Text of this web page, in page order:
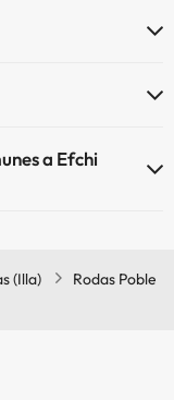
a Efchi
(Illa)
Rodas Poble